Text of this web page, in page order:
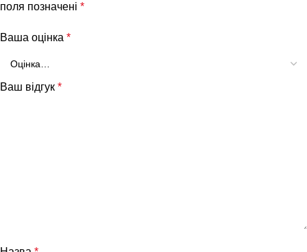
поля позначені *
Ваша оцінка *
Ваш відгук *